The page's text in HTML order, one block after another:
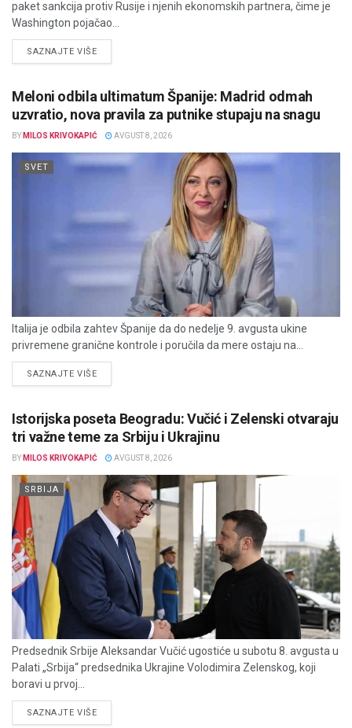
paket sankcija protiv Rusije i njenih ekonomskih partnera, čime je
Washington pojačao...
SAZNAJTE VIŠEDETAILS
Meloni odbila ultimatum Španije: Madrid odmah
uzvratio, nova pravila za putnike stupaju na snagu
BY MILOS KRIVOKAPIĆ AVGUST 8, 2026
SVET
Italija je odbila zahtev Španije da do nedelje 9. avgusta ukine
privremene granične kontrole i poručila da mere ostaju na...
SAZNAJTE VIŠEDETAILS
Istorijska poseta Beogradu: Vučić i Zelenski otvaraju
tri važne teme za Srbiju i Ukrajinu
BY MILOS KRIVOKAPIĆ AVGUST 8, 2026
SRBIJA
Predsednik Srbije Aleksandar Vučić ugostiće u subotu 8. avgusta u
Palati „Srbija“ predsednika Ukrajine Volodimira Zelenskog, koji
boravi u prvoj...
SAZNAJTE VIŠEDETAILS